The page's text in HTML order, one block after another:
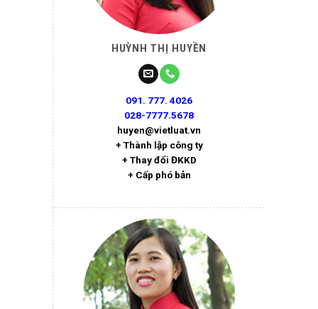
HUỲNH THỊ HUYỀN
091. 777. 4026
028-7777.5678
huyen@vietluat.vn
+ Thành lập công ty
+ Thay đổi ĐKKD
+ Cấp phó bản